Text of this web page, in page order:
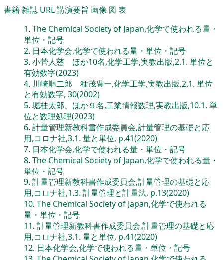
書籍雑誌 URL講演要旨 画像 図 表
1. The Chemical Society of Japan,化学で使われる量・
単位・記号
2. 日本化学会,化学で使われる量・単位・記号
3. 小菅人慈 ほか10名,化学工学,実教出版,2.1. 単位と
有効数字(2023)
4. 川崎順二郎 種茂豊一,化学工学,実教出版,2.1. 単位
と有効数字, 30(2002)
5. 堀桂太郎、ほか９名,工業情報数理,実教出版,10.1. 単
位と数理処理(2023)
6. 計量管理新教科書作成委員会,計量管理の基礎と応
用,コロナ社,3.1. 量と単位, p.41(2020)
7. 日本化学会,化学で使われる量・単位・記号
8. The Chemical Society of Japan,化学で使われる量・
単位・記号
9. 計量管理新教科書作成委員会,計量管理の基礎と応
用,コロナ社,1.3. 計量管理と計量法, p.13(2020)
10. The Chemical Society of Japan,化学で使われる
量・単位・記号
11. 計量管理新教科書作成委員会,計量管理の基礎と応
用,コロナ社,3.1. 量と単位, p.41(2020)
12. 日本化学会,化学で使われる量・単位・記号